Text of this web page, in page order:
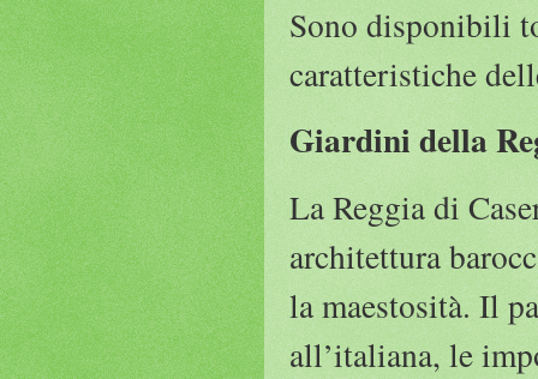
Sono disponibili
caratteristiche
Giardini della
La Reggia di
architettura
la maestosità. Il
all’italiana, le